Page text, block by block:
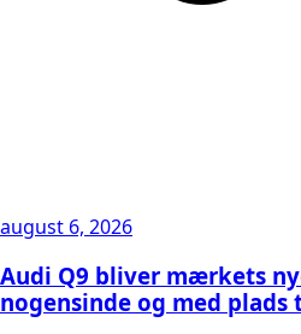
august 6, 2026
Audi Q9 bliver mærkets
nogensinde og med plads